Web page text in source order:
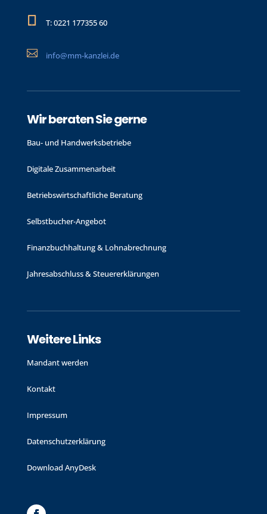
T: 0221 177355 60
 info@mm-kanzlei.de
Wir beraten Sie gerne
Bau- und Handwerks­betriebe
Digitale Zusammenarbeit
Betriebswirtschaftliche Beratung
Selbstbucher-Angebot
Finanzbuchhaltung & Lohnabrechnung
Jahres­abschluss & Steuer­erklärungen
Weitere Links
Mandant werden
Kontakt
Impressum
Datenschutzerklärung
Download AnyDesk